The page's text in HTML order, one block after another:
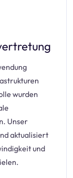
wurden
Unser
aktualisiert
und